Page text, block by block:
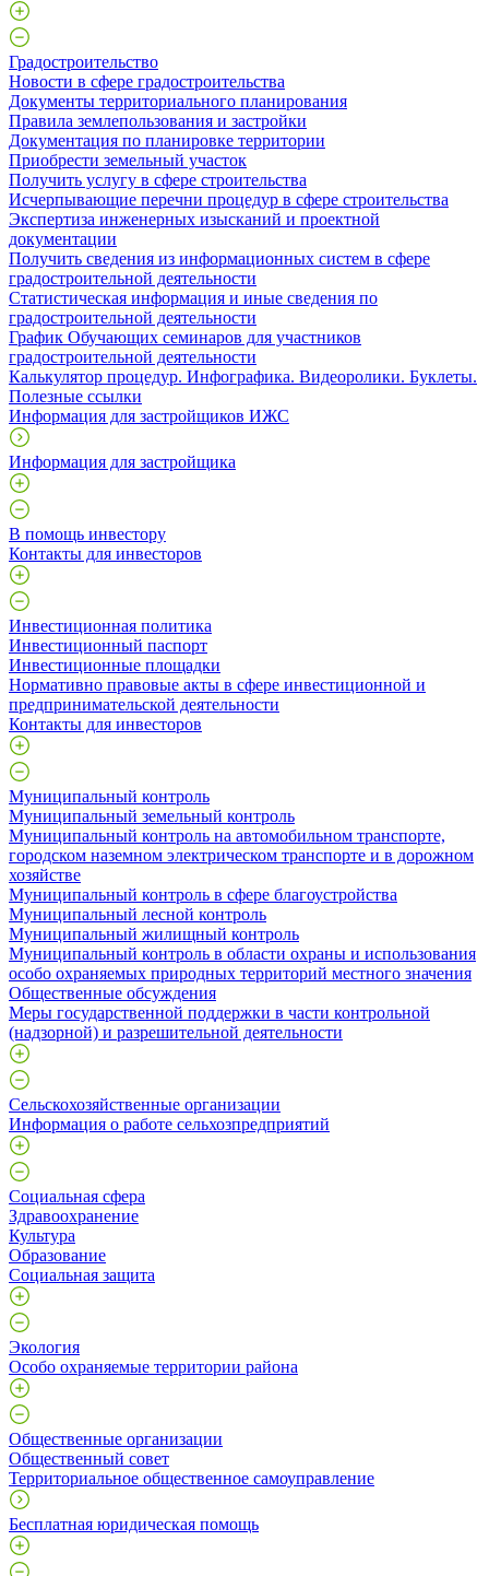
Градостроительство
Новости в сфере градостроительства
Документы территориального планирования
Правила землепользования и застройки
Документация по планировке территории
Приобрести земельный участок
Получить услугу в сфере строительства
Исчерпывающие перечни процедур в сфере строительства
Экспертиза инженерных изысканий и проектной
документации
Получить сведения из информационных систем в сфере
градостроительной деятельности
Статистическая информация и иные сведения по
градостроительной деятельности
График Обучающих семинаров для участников
градостроительной деятельности
Калькулятор процедур. Инфографика. Видеоролики. Буклеты.
Полезные ссылки
Информация для застройщиков ИЖС
Информация для застройщика
В помощь инвестору
Контакты для инвесторов
Инвестиционная политика
Инвестиционный паспорт
Инвестиционные площадки
Нормативно правовые акты в сфере инвестиционной и
предпринимательской деятельности
Контакты для инвесторов
Муниципальный контроль
Муниципальный земельный контроль
Муниципальный контроль на автомобильном транспорте,
городском наземном электрическом транспорте и в дорожном
хозяйстве
Муниципальный контроль в сфере благоустройства
Муниципальный лесной контроль
Муниципальный жилищный контроль
Муниципальный контроль в области охраны и использования
особо охраняемых природных территорий местного значения
Общественные обсуждения
Меры государственной поддержки в части контрольной
(надзорной) и разрешительной деятельности
Сельскохозяйственные организации
Информация о работе сельхозпредприятий
Социальная сфера
Здравоохранение
Культура
Образование
Социальная защита
Экология
Особо охраняемые территории района
Общественные организации
Общественный совет
Территориальное общественное самоуправление
Бесплатная юридическая помощь